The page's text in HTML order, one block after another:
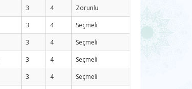
3 4
Zorunlu
3 4
Seçmeli
3 4
Seçmeli
3 4
Seçmeli
3 4
Seçmeli